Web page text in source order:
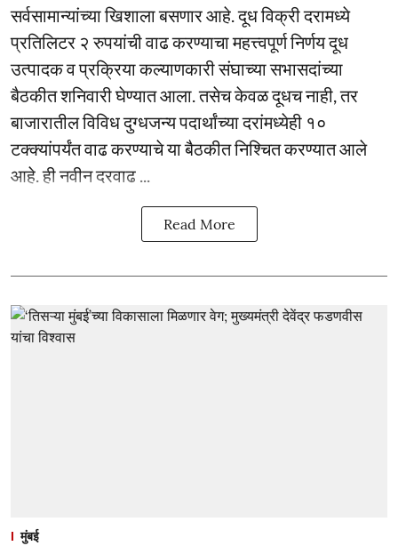
सर्वसामान्यांच्या खिशाला बसणार आहे. दूध विक्री दरामध्ये
प्रतिलिटर २ रुपयांची वाढ करण्याचा महत्त्वपूर्ण निर्णय दूध
उत्पादक व प्रक्रिया कल्याणकारी संघाच्या सभासदांच्या
बैठकीत शनिवारी घेण्यात आला. तसेच केवळ दूधच नाही, तर
बाजारातील विविध दुग्धजन्य पदार्थांच्या दरांमध्येही १०
टक्क्यांपर्यंत वाढ करण्याचे या बैठकीत निश्चित करण्यात आले
आहे. ही नवीन दरवाढ ...
Read More
मुंबई